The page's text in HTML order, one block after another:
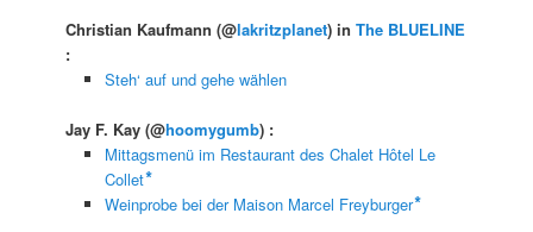
Christian Kaufmann(@lakritzplanet) inThe BLUELINE
:
Steh‘ auf und gehe wählen
Jay F. Kay(@hoomygumb) :
Mittagsmenü im Restaurant des Chalet Hôtel Le
Collet ⃰⃰
Weinprobe bei der Maison Marcel Freyburger ⃰⃰